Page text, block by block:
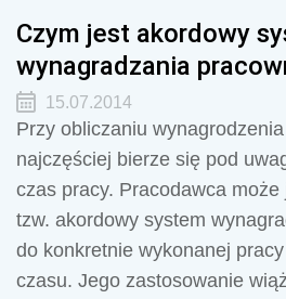
Czym jest akordowy
wynagradzania
15.07.2014
Przy obliczaniu
najczęściej bierze się pod
czas pracy. Pracodawca
tzw. akordowy system
do konkretnie wykonanej
czasu. Jego zastosowanie